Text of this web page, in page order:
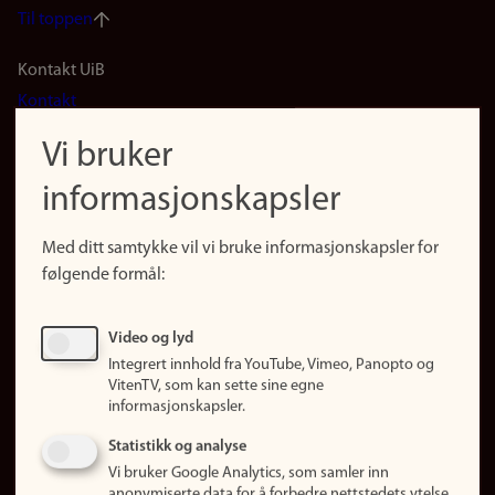
Til toppen
Footer
(no)
Kontakt UiB
Kontakt
Finn forsker
Presse
Finn studier
Ledige stillinger
Om nettstedet
Vi bruker
informasjonskapsler
Med ditt samtykke vil vi bruke informasjonskapsler for
følgende formål:
Video og lyd
Integrert innhold fra YouTube, Vimeo, Panopto og
VitenTV, som kan sette sine egne
informasjonskapsler.
Statistikk og analyse
Vi bruker Google Analytics, som samler inn